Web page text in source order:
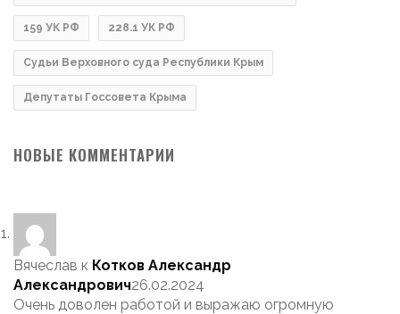
159 УК РФ 228.1 УК РФ
Судьи Верховного суда Республики Крым
Депутаты Госсовета Крыма
НОВЫЕ КОММЕНТАРИИ
Вячеслав к Котков Александр
Александрович26.02.2024
Очень доволен работой и выражаю огромную